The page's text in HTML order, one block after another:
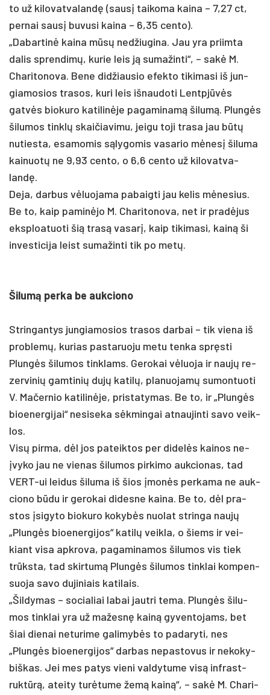
to už ki­lo­vat­va­landę (sausį tai­ko­ma kai­na – 7,27 ct,
per­nai sausį bu­vu­si kai­na – 6,35 cen­to).
„Da­bar­tinė kai­na mūsų ne­džiu­gi­na. Jau yra priim­ta
da­lis spren­dimų, ku­rie leis ją su­ma­žin­ti“, – sakė M.
Cha­ri­to­no­va. Be­ne did­žiau­sio efek­to ti­ki­ma­si iš jun­
gia­mo­sios tra­sos, ku­ri leis iš­nau­do­ti Lentpjūvės
gatvės bio­ku­ro ka­ti­linė­je pa­ga­mi­namą ši­lumą. Plungės
ši­lu­mos tinklų skai­čia­vi­mu, jei­gu to­ji tra­sa jau būtų
nu­ties­ta, esa­mo­mis sąly­go­mis va­sa­rio mėnesį ši­lu­ma
kai­nuotų ne 9,93 cen­to, o 6,6 cen­to už ki­lo­vat­va­
landę.
De­ja, dar­bus vėluo­ja­ma pa­baig­ti jau ke­lis mėne­sius.
Be to, kaip pa­minė­jo M. Cha­ri­to­no­va, net ir pra­dėjus
eksp­loa­tuo­ti šią trasą va­sarį, kaip ti­ki­ma­si, kainą ši
in­ves­ti­ci­ja leist su­ma­žin­ti tik po metų.
Ši­lumą per­ka be auk­cio­no
Strin­gan­tys jun­gia­mo­sios tra­sos dar­bai – tik vie­na iš
pro­blemų, ku­rias pa­sta­ruo­ju me­tu ten­ka spręsti
Plungės ši­lu­mos tink­lams. Ge­ro­kai vėluo­ja ir naujų re­
zer­vi­nių gam­ti­nių dujų ka­tilų, pla­nuo­jamų su­mon­tuo­ti
V. Ma­čer­nio ka­ti­linė­je, pri­sta­ty­mas. Be to, ir „Plungės
bioe­ner­gi­jai“ ne­si­se­ka sėkmin­gai at­nau­jin­ti sa­vo veik­
los.
Visų pir­ma, dėl jos pa­teik­tos per di­delės kai­nos ne­
įvy­ko jau ne vie­nas ši­lu­mos pir­ki­mo auk­cio­nas, tad
VERT-ui lei­dus ši­lu­ma iš šios įmonės per­ka­ma ne auk­
cio­no būdu ir ge­ro­kai di­des­ne kai­na. Be to, dėl pra­
stos įsi­gy­to bio­ku­ro ko­kybės nuo­lat strin­ga naujų
„Plungės bioe­ner­gi­jos“ ka­tilų veik­la, o šiems ir vei­
kiant vi­sa ap­kro­va, pa­ga­mi­na­mos ši­lu­mos vis tiek
trūksta, tad skir­tumą Plungės ši­lu­mos tink­lai kom­pen­
suo­ja sa­vo du­ji­niais ka­ti­lais.
„Šil­dy­mas – so­cia­liai la­bai jaut­ri te­ma. Plungės ši­lu­
mos tink­lai yra už ma­žesnę kainą gy­ven­to­jams, bet
šiai die­nai ne­tu­ri­me ga­li­mybės to pa­da­ry­ti, nes
„Plungės bioe­ner­gi­jos“ dar­bas ne­pas­to­vus ir ne­ko­ky­
biš­kas. Jei mes pa­tys vie­ni val­dy­tu­me visą inf­rast­
ruktūrą, atei­ty turė­tu­me žemą kainą“, – sakė M. Cha­ri­